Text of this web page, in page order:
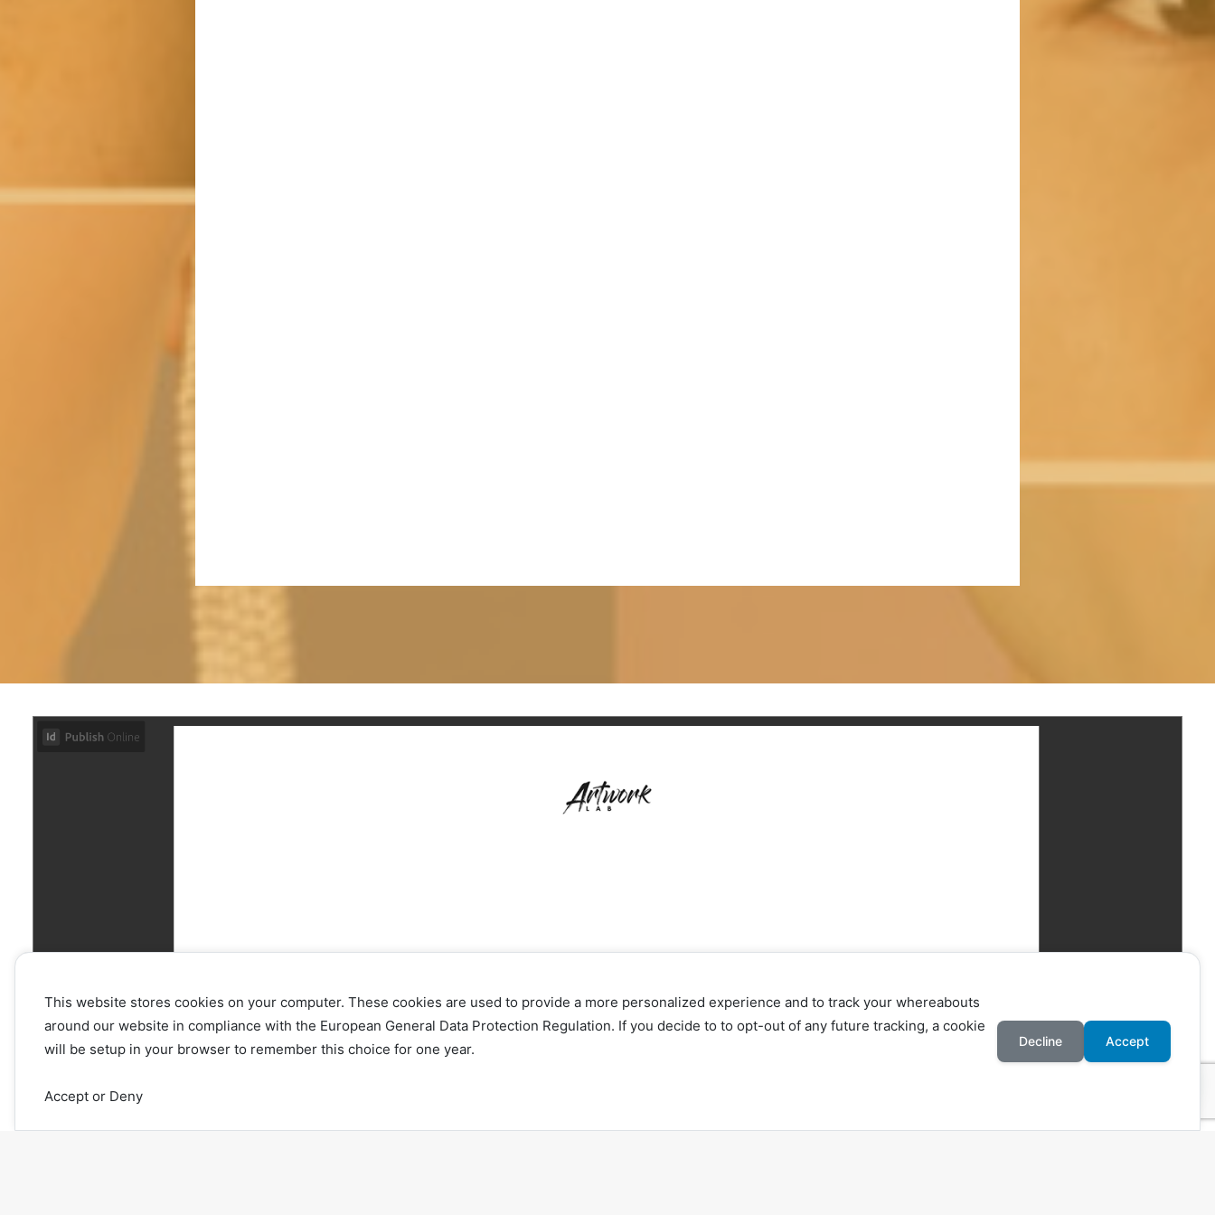
This website stores cookies on your computer. These cookies are used to provide a more personalized experience and to track your whereabouts
around our website in compliance with the European General Data Protection Regulation. If you decide to to opt-out of any future tracking, a cookie
will be setup in your browser to remember this choice for one year.
Accept or Deny
Decline Accept